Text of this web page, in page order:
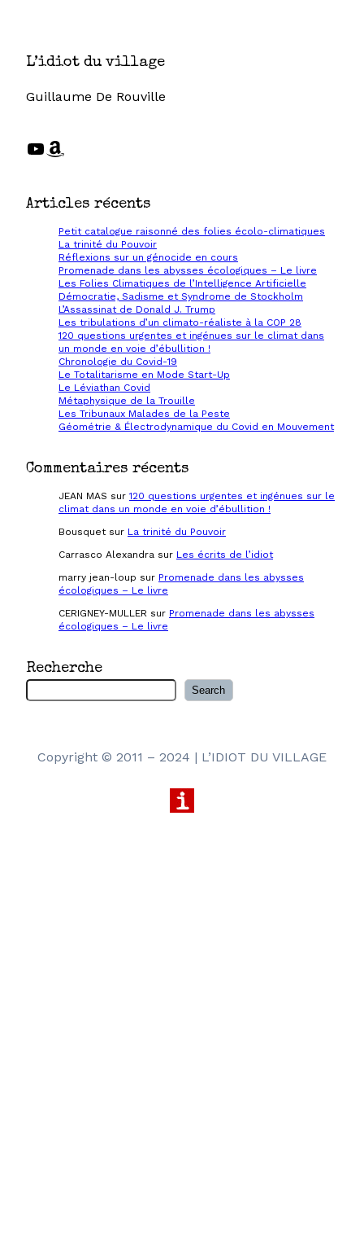
L’idiot du village
Guillaume De Rouville
YouTube Amazon
Articles récents
Petit catalogue raisonné des folies écolo-climatiques
La trinité du Pouvoir
Réflexions sur un génocide en cours
Promenade dans les abysses écologiques – Le livre
Les Folies Climatiques de l’Intelligence Artificielle
Démocratie, Sadisme et Syndrome de Stockholm
L’Assassinat de Donald J. Trump
Les tribulations d’un climato-réaliste à la COP 28
120 questions urgentes et ingénues sur le climat dans
un monde en voie d’ébullition !
Chronologie du Covid-19
Le Totalitarisme en Mode Start-Up
Le Léviathan Covid
Métaphysique de la Trouille
Les Tribunaux Malades de la Peste
Géométrie & Électrodynamique du Covid en Mouvement
Commentaires récents
JEAN MAS sur120 questions urgentes et ingénues sur le
climat dans un monde en voie d’ébullition !
Bousquetsur La trinité du Pouvoir
Carrasco Alexandra sur Les écrits de l’idiot
marry jean-loup sur Promenade dans les abysses
écologiques – Le livre
CERIGNEY-MULLER sur Promenade dans les abysses
écologiques – Le livre
Recherche
R
Search
Copyright © 2011 – 2024 | L’IDIOT DU VILLAGE